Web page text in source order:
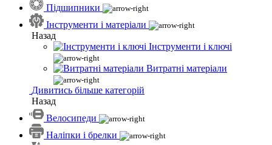
Підшипники
Інструменти і матеріали
Назад
Інструменти і ключі
Витратні матеріали
Дивитись більше категорій
Назад
Велосипеди
Наліпки і брелки